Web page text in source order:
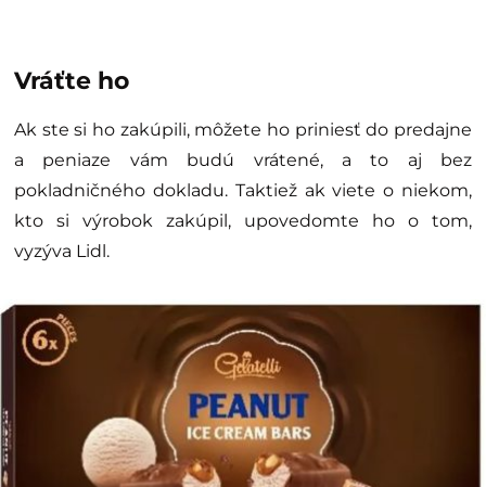
Vráťte ho
Ak ste si ho zakúpili, môžete ho priniesť do predajne
a peniaze vám budú vrátené, a to aj bez
pokladničného dokladu. Taktiež ak viete o niekom,
kto si výrobok zakúpil, upovedomte ho o tom,
vyzýva Lidl.